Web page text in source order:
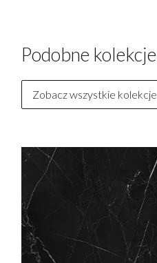
Podobne kolekcje
Zobacz wszystkie kolekcje